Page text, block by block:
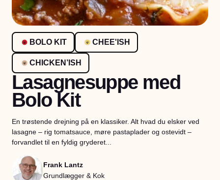
BOLO KIT CHEE'ISH
CHICKEN’ISH
Lasagnesuppe med
Bolo Kit
En trøstende drejning på en klassiker. Alt hvad du elsker ved
lasagne – rig tomatsauce, møre pastaplader og ostevidt –
forvandlet til en fyldig gryderet...
Frank Lantz
Grundlægger & Kok